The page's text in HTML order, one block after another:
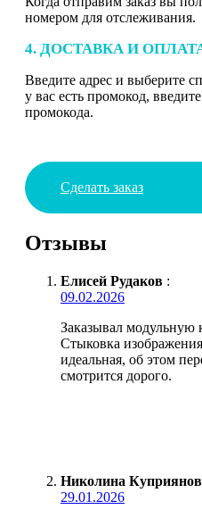
номером для отслеживания.
4. ДОСТАВКА И
Введите адрес и выберите
у вас есть промокод,
промокода.
Сделать заказ
Отзывы
Елисей Рудаков :
09.02.2026
Заказывал модульную
Стыковка
идеальная, об этом
смотрится дорого.
Николина
29.01.2026